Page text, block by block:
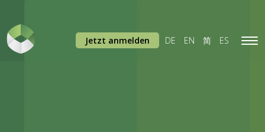
Jetzt anmelden DE EN 简 ES